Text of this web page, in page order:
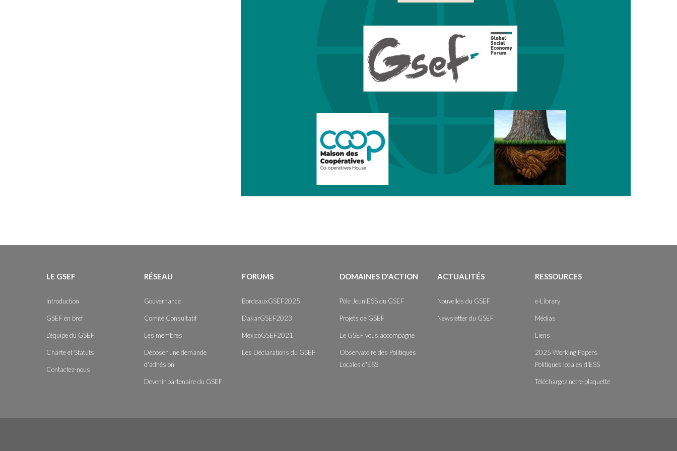
LE GSEF
Introduction
GSEF en bref
L'équipe du GSEF
Charte et Statuts
Contactez-nous
RÉSEAU
Gouvernance
Comité Consultatif
Les membres
Déposer une demande
d'adhésion
Devenir partenaire du GSEF
FORUMS
BordeauxGSEF2025
DakarGSEF2023
MexicoGSEF2021
Les Déclarations du GSEF
DOMAINES D'ACTION
Pôle Jeun'ESS du GSEF
Projets de GSEF
Le GSEF vous accompagne
Observatoire des Politiques
Locales d'ESS
ACTUALITÉS
Nouvelles du GSEF
Newsletter du GSEF
RESSOURCES
e-Library
Médias
Liens
2025 Working Papers
Politiques locales d'ESS
Téléchargez notre plaquette